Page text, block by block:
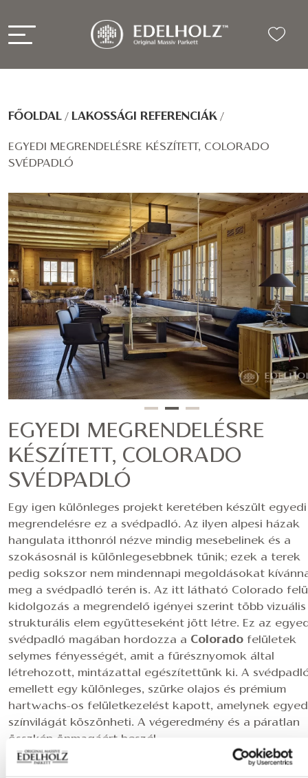
FŐOLDAL / LAKOSSÁGI REFERENCIÁK /
EGYEDI MEGRENDELÉSRE KÉSZÍTETT, COLORADO
SVÉDPADLÓ
EGYEDI MEGRENDELÉSRE
KÉSZÍTETT, COLORADO
SVÉDPADLÓ
Egy igen különleges projekt keretében készült egyedi
megrendelésre ez a svédpadló. Az ilyen alpesi házak
hangulata itthonról nézve mindig mesebelinek és a
szokásosnál is különlegesebbnek tűnik; ezek a terek
pedig sokszor nem mindennapi megoldásokat
meg a svédpadló terén is. Az itt látható Colorado
kidolgozás a megrendelő igényei szerint több vizuális
strukturális elem együtteseként jött létre. Ez az
svédpadló magában hordozza a Colorado felületek
selymes fényességét, amit a fűrésznyomok által
létrehozott, mintázattal egészítettünk ki. A
emellett egy különleges, szürke olajos és prémium
hartwachs-os felületkezelést kapott, amelynek
színvilágát köszönheti. A végeredmény és a páratlan
összkép önmagáért beszél.